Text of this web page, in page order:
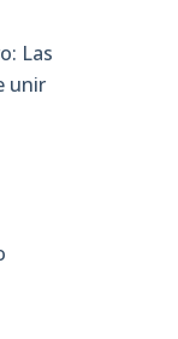
Las
unir